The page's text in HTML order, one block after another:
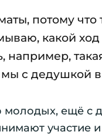
потому что
какой
например,
с дедушкой
молодых, ещё с
участие